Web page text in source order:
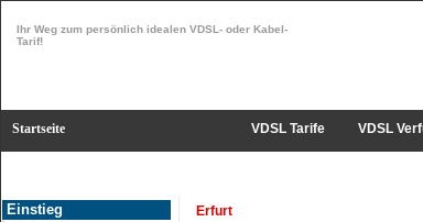
Ihr Weg zum persönlich idealen VDSL- oder Kabel-
Tarif!
Startseite VDSL Tarife VDSL
Einstieg Erfurt